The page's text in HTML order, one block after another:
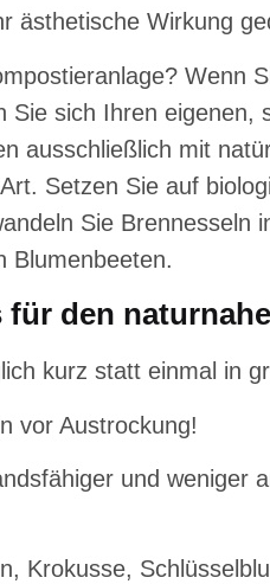
ästhetische Wirkung
Wenn
Sie sich Ihren eigenen,
ausschließlich mit
Setzen Sie auf
Sie Brennesseln
Blumenbeeten.
den
kurz statt einmal in
vor Austrockung!
und weniger
Krokusse,